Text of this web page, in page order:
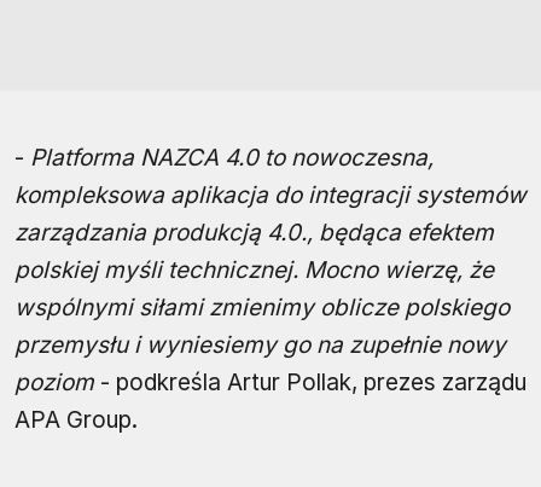
- Platforma NAZCA 4.0 to nowoczesna,
kompleksowa aplikacja do integracji systemów
zarządzania produkcją 4.0., będąca efektem
polskiej myśli technicznej. Mocno wierzę, że
wspólnymi siłami zmienimy oblicze polskiego
przemysłu i wyniesiemy go na zupełnie nowy
poziom - podkreśla Artur Pollak, prezes zarządu
APA Group.